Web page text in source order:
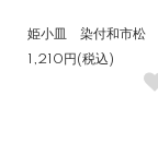
姫小皿 染付和市松
1,210円(税込)